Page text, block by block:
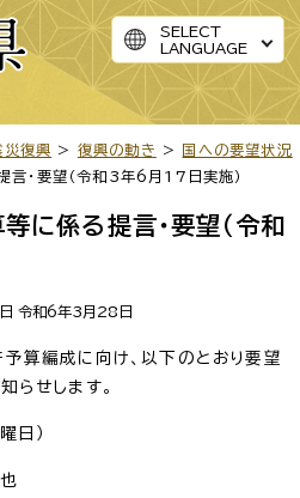
SELECT
LANGUAGE
災復興 > 復興の動き >
国への要望状況
・要望（令和3年6月17日実施）
に係る提言・要望（令和
令和6年3月28日
算編成に向け、以下のとおり要望
らせします。
日）